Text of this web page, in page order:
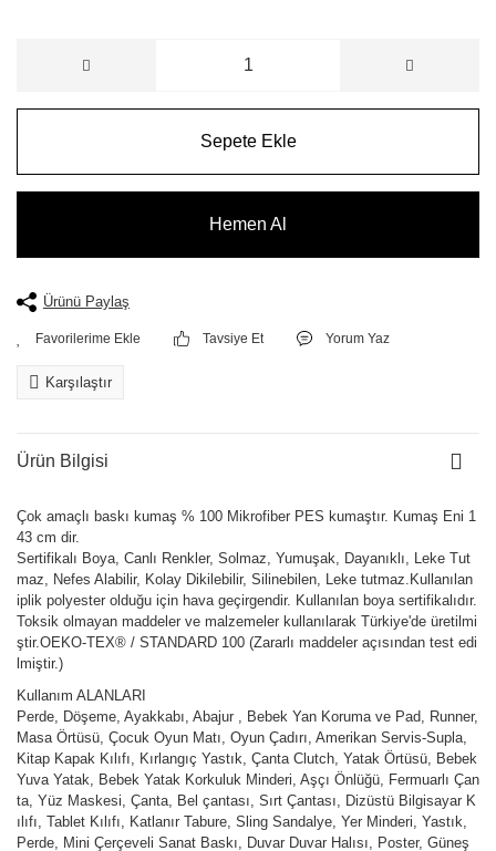
Sepete Ekle
Hemen Al
Ürünü Paylaş
Tavsiye Et Yorum Yaz
Karşılaştır
Ürün Bilgisi
Çok amaçlı baskı kumaş % 100 Mikrofiber PES kumaştır. Kumaş Eni 1
43 cm dir.
Sertifikalı Boya, Canlı Renkler, Solmaz, Yumuşak, Dayanıklı, Leke Tut
maz, Nefes Alabilir, Kolay Dikilebilir, Silinebilen, Leke tutmaz.Kullanılan
iplik polyester olduğu için hava geçirgendir. Kullanılan boya sertifikalıdır.
Toksik olmayan maddeler ve malzemeler kullanılarak Türkiye'de üretilmi
ştir.OEKO-TEX® / STANDARD 100 (Zararlı maddeler açısından test edi
lmiştir.)
Kullanım ALANLARI
Perde, Döşeme, Ayakkabı, Abajur , Bebek Yan Koruma ve Pad, Runner,
Masa Örtüsü, Çocuk Oyun Matı, Oyun Çadırı, Amerikan Servis-Supla,
Kitap Kapak Kılıfı, Kırlangıç Yastık, Çanta Clutch, Yatak Örtüsü, Bebek
Yuva Yatak, Bebek Yatak Korkuluk Minderi, Aşçı Önlüğü, Fermuarlı Çan
ta, Yüz Maskesi, Çanta, Bel çantası, Sırt Çantası, Dizüstü Bilgisayar K
ılıfı, Tablet Kılıfı, Katlanır Tabure, Sling Sandalye, Yer Minderi, Yastık,
Perde, Mini Çerçeveli Sanat Baskı, Duvar Duvar Halısı, Poster, Güneş